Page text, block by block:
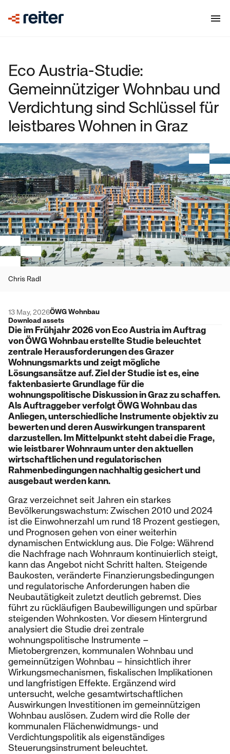
Eco Austria-Studie:
Gemeinnütziger Wohnbau und
Verdichtung sind Schlüssel für
leistbares Wohnen in Graz
Chris Radl
13 May, 2026ÖWG Wohnbau
Download assets
Die im Frühjahr 2026 von Eco Austria im Auftrag
von ÖWG Wohnbau erstellte Studie beleuchtet
zentrale Herausforderungen des Grazer
Wohnungsmarkts und zeigt mögliche
Lösungsansätze auf. Ziel der Studie ist es, eine
faktenbasierte Grundlage für die
wohnungspolitische Diskussion in Graz zu schaffen.
Als Auftraggeber verfolgt ÖWG Wohnbau das
Anliegen, unterschiedliche Instrumente objektiv zu
bewerten und deren Auswirkungen transparent
darzustellen. Im Mittelpunkt steht dabei die Frage,
wie leistbarer Wohnraum unter den aktuellen
wirtschaftlichen und regulatorischen
Rahmenbedingungen nachhaltig gesichert und
ausgebaut werden kann.
Graz verzeichnet seit Jahren ein starkes
Bevölkerungswachstum: Zwischen 2010 und 2024
ist die Einwohnerzahl um rund 18 Prozent gestiegen,
und Prognosen gehen von einer weiterhin
dynamischen Entwicklung aus. Die Folge: Während
die Nachfrage nach Wohnraum kontinuierlich steigt,
kann das Angebot nicht Schritt halten. Steigende
Baukosten, veränderte Finanzierungsbedingungen
und regulatorische Anforderungen haben die
Neubautätigkeit zuletzt deutlich gebremst. Dies
führt zu rückläufigen Baubewilligungen und spürbar
steigenden Wohnkosten. Vor diesem Hintergrund
analysiert die Studie drei zentrale
wohnungspolitische Instrumente –
Mietobergrenzen, kommunalen Wohnbau und
gemeinnützigen Wohnbau – hinsichtlich ihrer
Wirkungsmechanismen, fiskalischen Implikationen
und langfristigen Effekte. Ergänzend wird
untersucht, welche gesamtwirtschaftlichen
Auswirkungen Investitionen im gemeinnützigen
Wohnbau auslösen. Zudem wird die Rolle der
kommunalen Flächenwidmungs- und
Verdichtungspolitik als eigenständiges
Steuerungsinstrument beleuchtet.